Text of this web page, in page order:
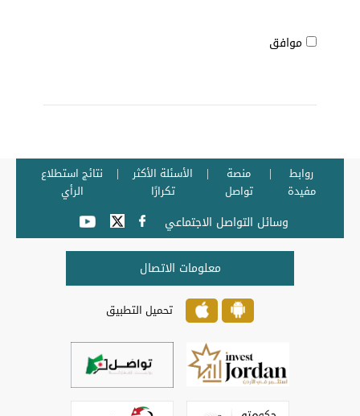
موافق
روابط
مفيدة
منصة
تواصل
الأسئلة الأكثر
تكرارًا
نتائج استطلاع
الرأي
وسائل التواصل الاجتماعي
معلومات الاتصال
تحميل التطبيق